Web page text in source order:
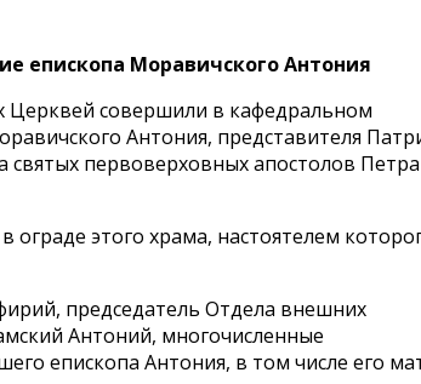
епископа Моравичского Антония
Церквей совершили в кафедральном
Антония, представителя
святых первоверховных апостолов
этого храма, настоятелем
председатель Отдела внешних
Антоний, многочисленные
епископа Антония, в том числе его